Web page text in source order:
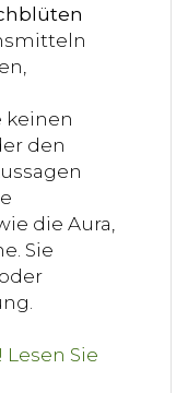
keinen
den
die Aura,
Sie